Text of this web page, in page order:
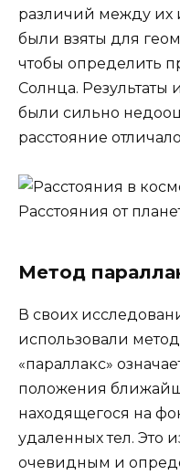
различий между их
были взяты для
чтобы определить
Солнца. Результаты
были сильно
расстояние
Расстояния от
Метод
В своих
использовали
«параллакс»
положения
находящегося на
удаленных тел. Это
очевидным и